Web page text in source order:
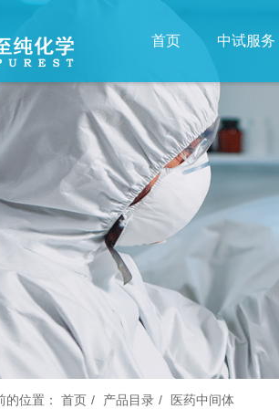
首页 中试服务
的位置： 首页 产品目录 医药中间体